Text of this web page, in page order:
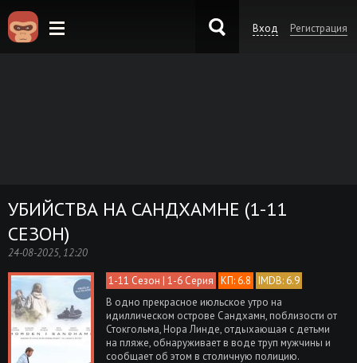
Вход Регистрация
УБИЙСТВА НА САНДХАМНЕ (1-11
СЕЗОН)
24-08-2025, 12:20
1-11 Сезон | 1-6 Серия КП: 6.8 IMDB: 6.9
В одно прекрасное июльское утро на
идиллическом острове Сандхамн, поблизости от
Стокгольма, Нора Линде, отдыхающая с детьми
на пляже, обнаруживает в воде труп мужчины и
сообщает об этом в столичную полицию.